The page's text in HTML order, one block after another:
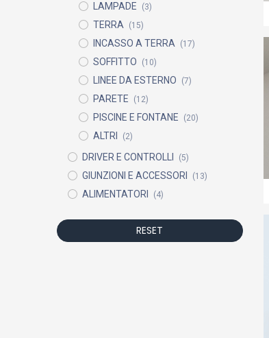
LAMPADE (3)
TERRA (15)
INCASSO A TERRA (17)
SOFFITTO (10)
LINEE DA ESTERNO (7)
PARETE (12)
PISCINE E FONTANE (20)
ALTRI (2)
DRIVER E CONTROLLI (5)
GIUNZIONI E ACCESSORI (13)
ALIMENTATORI (4)
RESET